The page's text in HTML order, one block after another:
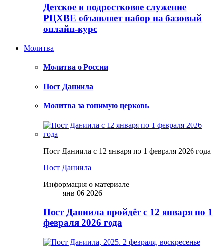
Детское и подростковое служение
РЦХВЕ объявляет набор на базовый
онлайн-курс
Молитва
Молитва о России
Пост Даниила
Молитва за гонимую церковь
Пост Даниила с 12 января по 1 февраля 2026 года
Пост Даниила
Информация о материале
янв 06 2026
Пост Даниила пройдёт с 12 января по 1
февраля 2026 года